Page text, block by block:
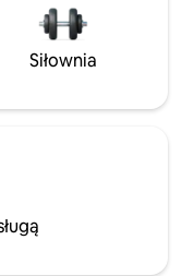
Siłownia